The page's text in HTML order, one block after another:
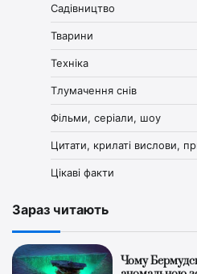
Садівництво
Тварини
Техніка
Тлумачення снів
Фільми, серіали, шоу
Цитати, крилаті вислови,
Цікаві факти
Зараз читають
Чому